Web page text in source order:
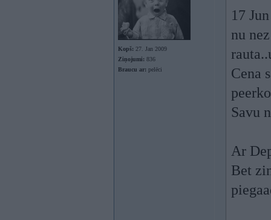
Kopš: 27. Jan 2009
Ziņojumi: 836
Braucu ar: pelēci
17
nu
Cena
Savu
Ar
Bet